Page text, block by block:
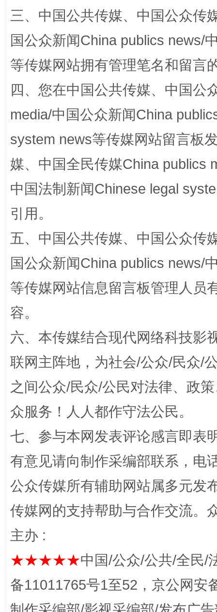
站台名比不上好声名
漫山遍野的桃花与雪山、麦地、白藏房 除
这是一记警钟！ 谢
三、中国公共传媒、中国公众传
国公众新闻China publics news/
等传媒网站拥有管理笔名和留言
四、您在中国公共传媒、中国公
media/中国公众新闻China
system news等传媒网站留言板
媒、中国全民传媒China publics
中国法制新闻Chinese legal
引用。
五、中国公共传媒、中国公众传
国公众新闻China publics news/
等传媒网站信息留言板管理人员
容。
六、本传媒结合现代网络科技影
联网主阵地，为社会/公众/民众/
之间公众/民众/公民对法律、政
众服务！人人都作守法公民。
七、参与本网发表评论感言即表
有意见请向制作采编部联系，电
公众传媒所有辅助网站属多元发
传媒网的支持帮助与合作交流。
主办 :
★★★★★中国/公众/公共/全民/
备11011765号1至52，京公网安